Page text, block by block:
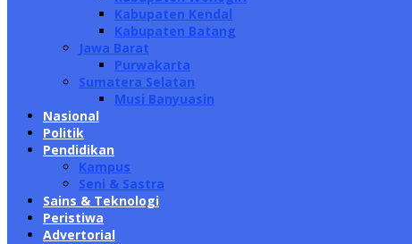
Kabupaten Kendal
Kabupaten Batang
Jawa Barat
Purwakarta
Sumatera Selatan
Musi Banyuasin
Nasional
Politik
Pendidikan
Kampus
Seni & Sastra
Sains & Teknologi
Peristiwa
Advertorial